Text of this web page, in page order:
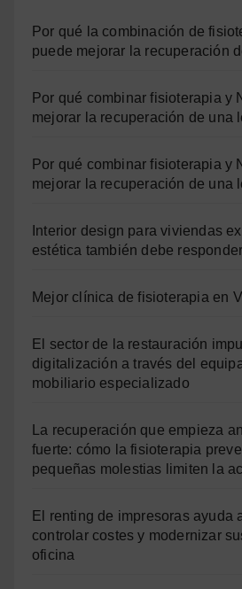
Por qué la combinación de
puede mejorar la recuperación
Por qué combinar fisioterapia y
mejorar la recuperación de una
Por qué combinar fisioterapia y
mejorar la recuperación de una
Interior design para viviendas
estética también debe
Mejor clínica de fisioterapia en
El sector de la restauración
digitalización a través del
mobiliario especializado
La recuperación que empieza
fuerte: cómo la fisioterapia
pequeñas molestias limiten la
El renting de impresoras ayuda
controlar costes y modernizar
oficina